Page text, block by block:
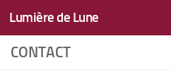
Skip to content
Lumière de Lune
CONTACT